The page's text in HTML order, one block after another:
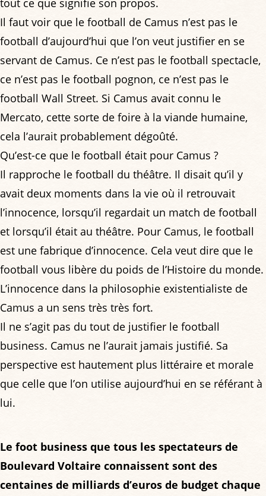
tout ce que signifie son propos.
Il faut voir que le football de Camus n’est pas le
football d’aujourd’hui que l’on veut justifier en se
servant de Camus. Ce n’est pas le football spectacle,
ce n’est pas le football pognon, ce n’est pas le
football Wall Street. Si Camus avait connu le
Mercato, cette sorte de foire à la viande humaine,
cela l’aurait probablement dégoûté.
Qu’est-ce que le football était pour Camus ?
Il rapproche le football du théâtre. Il disait qu’il y
avait deux moments dans la vie où il retrouvait
l’innocence, lorsqu’il regardait un match de football
et lorsqu’il était au théâtre. Pour Camus, le football
est une fabrique d’innocence. Cela veut dire que le
football vous libère du poids de l’Histoire du monde.
L’innocence dans la philosophie existentialiste de
Camus a un sens très très fort.
Il ne s’agit pas du tout de justifier le football
business. Camus ne l’aurait jamais justifié. Sa
perspective est hautement plus littéraire et morale
que celle que l’on utilise aujourd’hui en se référant à
lui.
Le foot business que tous les spectateurs de
Boulevard Voltaire connaissent sont des
centaines de milliards d’euros de budget chaque